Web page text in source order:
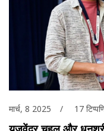
मार्च, 8 2025 17